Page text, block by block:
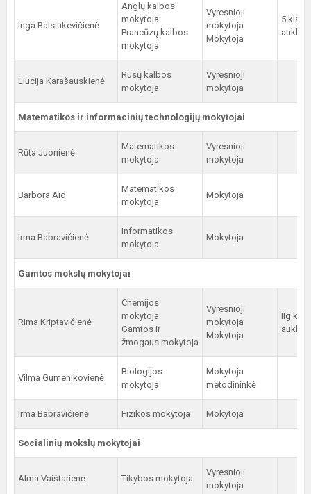
Inga Balsiukevičienė
Anglų kalbos
mokytoja
Prancūzų kalbos
mokytoja
Vyresnioji
mokytoja
Mokytoja
5
Liucija Karašauskienė
Rusų kalbos
mokytoja
Vyresnioji
mokytoja
Matematikos ir informacinių technologijų mokytojai
Rūta Juonienė
Matematikos
mokytoja
Vyresnioji
mokytoja
Barbora Aid
Matematikos
mokytoja
Mokytoja
Irma Babravičienė
Informatikos
mokytoja
Mokytoja
Gamtos mokslų mokytojai
Rima Kriptavičienė
Chemijos
mokytoja
Gamtos ir
žmogaus mokytoja
Vyresnioji
mokytoja
Mokytoja
IIg
Vilma Gumenikovienė
Biologijos
mokytoja
Mokytoja
metodininkė
Irma Babravičienė Fizikos mokytoja Mokytoja
Socialinių mokslų mokytojai
Alma Vaištarienė Tikybos mokytoja
Vyresnioji
mokytoja